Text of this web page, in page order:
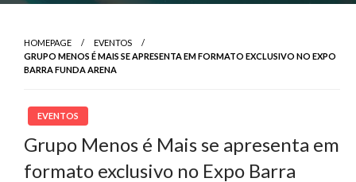
HOMEPAGE
EVENTOS
GRUPO MENOS É MAIS SE APRESENTA EM FORMATO EXCLUSIVO NO EXPO
BARRA FUNDA ARENA
EVENTOS
Grupo Menos é Mais se apresenta em
formato exclusivo no Expo Barra